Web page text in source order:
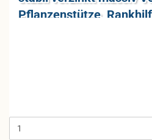
Pflan­zen­stüt­ze,